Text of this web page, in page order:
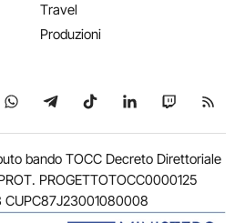
Travel
Produzioni
su YouTube
Seguici su WhatsApp
Seguici su Telegram
Seguici su TikTok
Seguici su
Seguici
bando TOCC Decreto Direttoriale
PROGETTOTOCC0000125
CUPC87J23001080008